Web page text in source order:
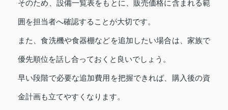
そのため、設備一覧表をもとに、販売価格に含まれる範
囲を担当者へ確認することが大切です。
また、食洗機や食器棚などを追加したい場合は、家族で
優先順位を話し合っておくと良いでしょう。
早い段階で必要な追加費用を把握できれば、購入後の資
金計画も立てやすくなります。